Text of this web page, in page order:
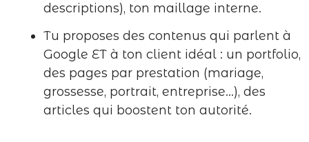
descriptions), ton maillage interne.
Tu proposes des contenus qui parlent à
Google ET à ton client idéal : un portfolio,
des pages par prestation (mariage,
grossesse, portrait, entreprise…), des
articles qui boostent ton autorité.